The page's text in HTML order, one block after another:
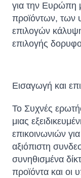
για την Ευρώπη
προϊόντων, των
επιλογών
επιλογής
Εισαγωγή και
Το Συχνές
μιας
επικοινωνιών
αξιόπιστη
συνηθισμένα
προϊόντα και οι